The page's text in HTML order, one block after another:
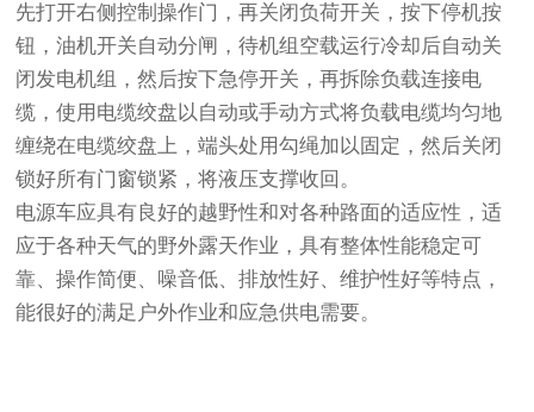
先打开右侧控制操作门，再关闭负荷开关，按下停机按
钮，油机开关自动分闸，待机组空载运行冷却后自动关
闭发电机组，然后按下急停开关，再拆除负载连接电
缆，使用电缆绞盘以自动或手动方式将负载电缆均匀地
缠绕在电缆绞盘上，端头处用勾绳加以固定，然后关闭
锁好所有门窗锁紧，将液压支撑收回。
电源车应具有良好的越野性和对各种路面的适应性，适
应于各种天气的野外露天作业，具有整体性能稳定可
靠、操作简便、噪音低、排放性好、维护性好等特点，
能很好的满足户外作业和应急供电需要。